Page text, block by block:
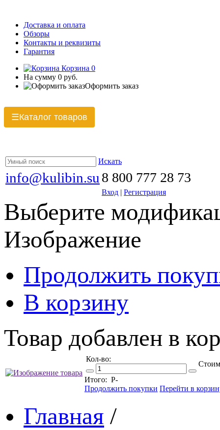
Доставка и оплата
Обзоры
Контакты и реквизиты
Гарантия
Корзина 0
На сумму 0 руб.
Оформить заказ
☰Каталог товаров
Искать
info@kulibin.su 8 800 777 28 73
Вход | Регистрация
Выберите
Изображение
Продолжить
В корзину
Товар добавлен в
Кол-во:
Итого: Р-
Продолжить покупки Перейти в
Главная /